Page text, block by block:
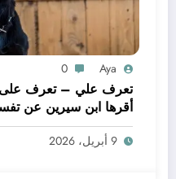
Aya
0
تعرف علي – تعرف على
أقرها ابن سيرين عن
لحم – بالتفصيل
9 أبريل، 2026